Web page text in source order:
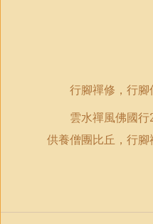
行腳禪修，行
雲水禪風佛國行
供養僧團比丘，行